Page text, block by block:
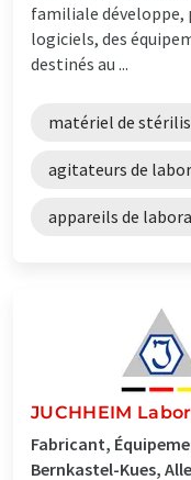
familiale développe,
logiciels, des
destinés au ...
matériel de
agitateurs de
appareils de
JUCHHEIM
Fabricant,
Bernkastel-Kues,